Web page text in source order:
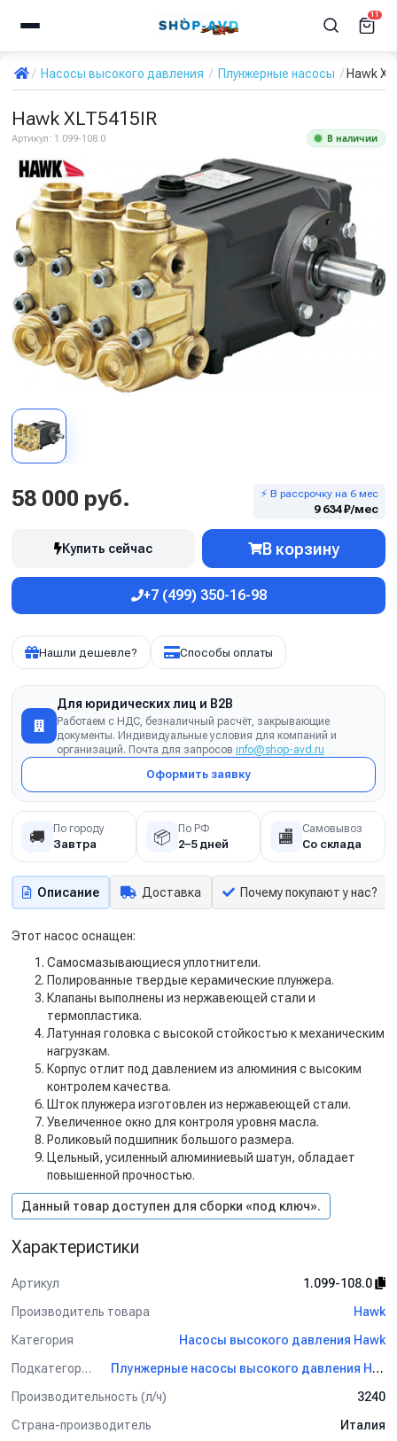
11
Насосы высокого давления Плунжерные насосы Hawk
Hawk XLT5415IR
Артикул: 1.099-108.0 В наличии
58 000 руб. ⚡ В рассрочку на 6 мес
9 634 ₽/мес
Купить сейчас В корзину
+7 (499) 350-16-98
Нашли дешевле? Способы оплаты
Для юридических лиц и B2B
Работаем с НДС, безналичный расчёт, закрывающие
документы. Индивидуальные условия для компаний и
организаций. Почта для запросов info@shop-avd.ru
Оформить заявку
🚚 По городу
Завтра 📦 По РФ
2–5 дней 🏬 Самовывоз
Со склада
Описание Доставка Почему покупают у нас?
Этот насос оснащен:
Самосмазывающиеся уплотнители.
Полированные твердые керамические плунжера.
Клапаны выполнены из нержавеющей стали и
термопластика.
Латунная головка с высокой стойкостью к механическим
нагрузкам.
Корпус отлит под давлением из алюминия с высоким
контролем качества.
Шток плунжера изготовлен из нержавеющей стали.
Увеличенное окно для контроля уровня масла.
Роликовый подшипник большого размера.
Цельный, усиленный алюминиевый шатун, обладает
повышенной прочностью.
Данный товар доступен для сборки «под ключ».
Характеристики
Артикул
1.099-108.0
Производитель товара
Hawk
Категория
Насосы высокого давления Hawk
Подкатегория
Плунжерные насосы высокого давления Hawk
Производительность (л/ч)
3240
Страна-производитель
Италия